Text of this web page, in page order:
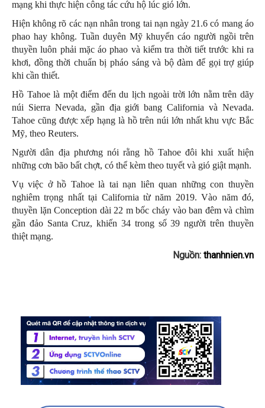
mạng khi thực hiện công tác cứu hộ lúc gió lớn.
Hiện không rõ các nạn nhân trong tai nạn ngày 21.6 có mang áo
phao hay không. Tuần duyên Mỹ khuyến cáo người ngồi trên
thuyền luôn phải mặc áo phao và kiểm tra thời tiết trước khi ra
khơi, đồng thời chuẩn bị pháo sáng và bộ đàm để gọi trợ giúp
khi cần thiết.
Hồ Tahoe là một điểm đến du lịch ngoài trời lớn nằm trên dãy
núi Sierra Nevada, gần địa giới bang California và Nevada.
Tahoe cũng được xếp hạng là hồ trên núi lớn nhất khu vực Bắc
Mỹ, theo Reuters.
Người dân địa phương nói rằng hồ Tahoe đôi khi xuất hiện
những cơn bão bất chợt, có thể kèm theo tuyết và gió giật mạnh.
Vụ việc ở hồ Tahoe là tai nạn liên quan những con thuyền
nghiêm trọng nhất tại California từ năm 2019. Vào năm đó,
thuyền lặn Conception dài 22 m bốc cháy vào ban đêm và chìm
gần đảo Santa Cruz, khiến 34 trong số 39 người trên thuyền
thiệt mạng.
Nguồn: thanhnien.vn